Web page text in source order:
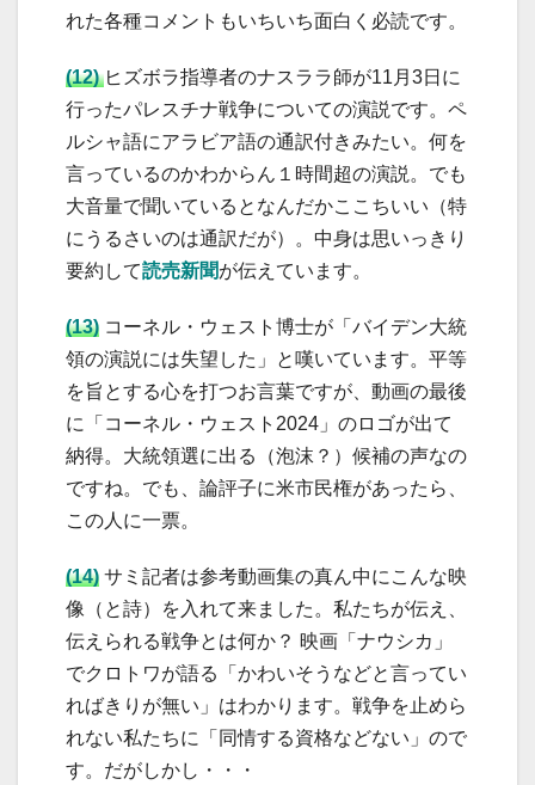
れた各種コメントもいちいち面白く必読です。
(12) ヒズボラ指導者のナスララ師が11月3日に
行ったパレスチナ戦争についての演説です。ペ
ルシャ語にアラビア語の通訳付きみたい。何を
言っているのかわからん１時間超の演説。でも
大音量で聞いているとなんだかここちいい（特
にうるさいのは通訳だが）。中身は思いっきり
要約して読売新聞が伝えています。
(13) コーネル・ウェスト博士が「バイデン大統
領の演説には失望した」と嘆いています。平等
を旨とする心を打つお言葉ですが、動画の最後
に「コーネル・ウェスト2024」のロゴが出て
納得。大統領選に出る（泡沫？）候補の声なの
ですね。でも、論評子に米市民権があったら、
この人に一票。
(14) サミ記者は参考動画集の真ん中にこんな映
像（と詩）を入れて来ました。私たちが伝え、
伝えられる戦争とは何か？ 映画「ナウシカ」
でクロトワが語る「かわいそうなどと言ってい
ればきりが無い」はわかります。戦争を止めら
れない私たちに「同情する資格などない」ので
す。だがしかし・・・